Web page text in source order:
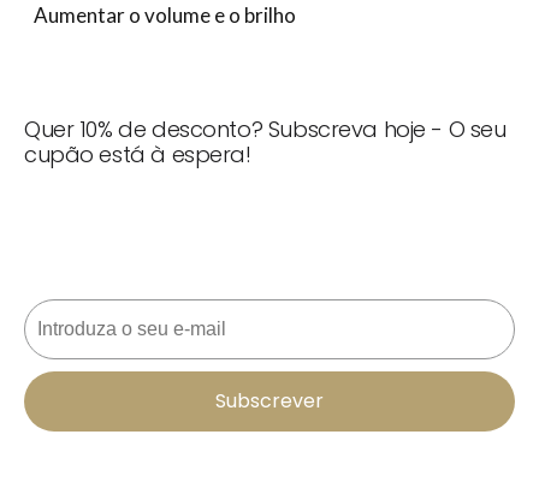
Aumentar o volume e o brilho
Quer 10% de desconto? Subscreva hoje - O seu
cupão está à espera!
Correio eletrónico
Subscrever